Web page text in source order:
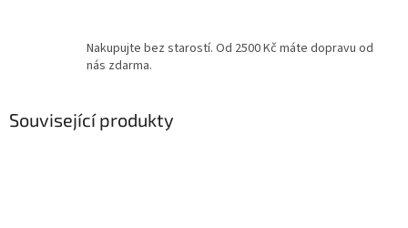
Nakupujte bez starostí. Od 2500 Kč máte dopravu od
nás zdarma.
Související produkty